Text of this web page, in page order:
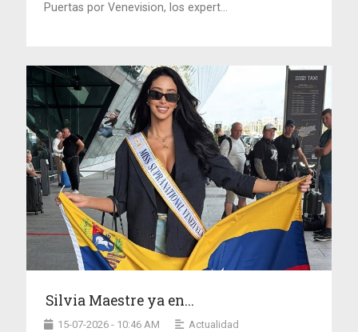
Puertas por Venevision, los expert...
Silvia Maestre ya en...
15-07-2026 - 10:46 AM Actualidad